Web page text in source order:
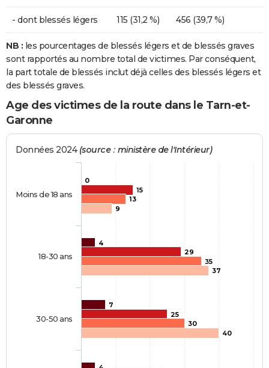
- dont blessés légers 115 (31,2 %) 456 (39,7 %)
NB : les pourcentages de blessés légers et de blessés graves
sont rapportés au nombre total de victimes. Par conséquent,
la part totale de blessés inclut déjà celles des blessés légers et
des blessés graves.
Age des victimes de la route dans le Tarn-et-
Garonne
Données 2024 (source : ministère de l'Intérieur)
0
4
7
15
29
25
13
35
30
9
37
40
Moins de 18 ans
18-30 ans
30-50 ans